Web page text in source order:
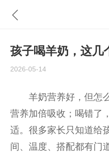
孩子喝羊奶，这几
2026-05-14
羊奶营养好，但怎么
营养加倍吸收；喝错了
适。很多家长只知道给
间、温度、搭配都有门